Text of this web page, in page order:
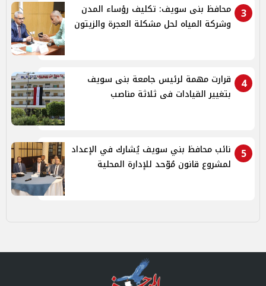
3
محافظ بنى سويف: تكليف رؤساء المدن
وشركة المياه لحل مشكلة العجرة والزيتون
4
قرارت مهمة لرئيس جامعة بنى سويف
بتغيير القيادات فى ثلاثة مناصب
5
نائب محافظ بني سويف يُشارك في الإعداد
لمشروع قانون مُوّحد للإدارة المحلية